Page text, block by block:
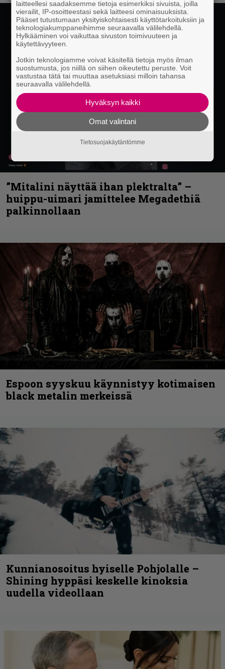
”Mitalini näyttää ihan plektralta” –
huippu-uimari jamittelee Megadethiä
palkinnollaan
Espoon syyskuu käynnistyy kotimaisen
black metalin merkeissä
Kunnianosoitus hyiselle Pohjolalle –
Shining hyppäsi keskelle kinoksia
uudella videollaan
laitteellesi saadaksemme tietoja esimerkiksi sivuista, joilla
vierailit, IP-osoitteestasi sekä laitteesi ominaisuuksista.
Pääset tutustumaan yksityiskohtaisesti käyttötarkoituksiin ja
teknologiakumppaneihimme seuraavalla välilehdellä.
Hylkääminen voi vaikuttaa sivuston toimivuuteen ja
käytettävyyteen.
Jotkin teknologiamme voivat käsitellä tietoja myös ilman
suostumusta, jos niillä on siihen oikeutettu peruste. Voit
vastustaa tätä tai muuttaa asetuksiasi milloin tahansa
seuraavalla välilehdellä.
Hyväksyn kaikki
Omat valintani
Tietosuojakäytäntömme